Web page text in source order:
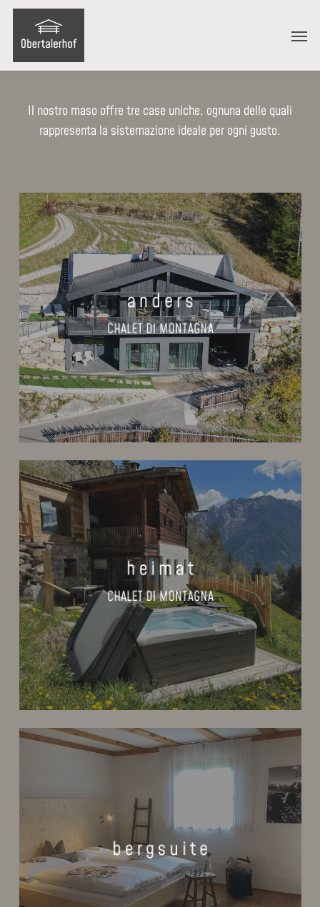
Skip
main
content
Il nostro maso offre tre case uniche, ognuna delle quali
rappresenta la sistemazione ideale per ogni gusto.
Learn
more
a n d e r s
CHALET DI MONTAGNA
Learn
more
h e i m a t
CHALET DI MONTAGNA
Learn
b e r g s u i t e